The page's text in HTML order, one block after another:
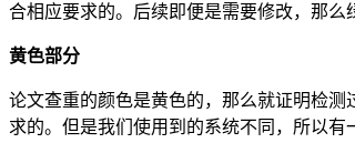
合相应要求的。后续即便是需要修改，那么
黄色部分
论文查重的颜色是黄色的，那么就证明检
求的。但是我们使用到的系统不同，所以有